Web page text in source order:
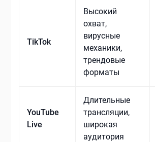
TikTok
Высокий
охват,
вирусные
механики,
трендовые
форматы
YouTube
Live
Длительные
трансляции,
широкая
аудитория